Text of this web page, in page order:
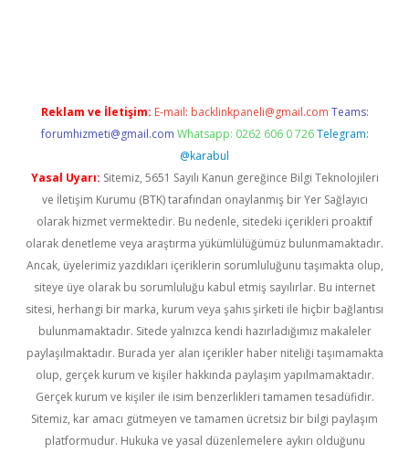
Reklam ve İletişim: E-mail: backlinkpaneli@gmail.com Teams:
forumhizmeti@gmail.com Whatsapp: 0262 606 0 726 Telegram:
@karabul
Yasal Uyarı: Sitemiz, 5651 Sayılı Kanun gereğince Bilgi Teknolojileri
ve İletişim Kurumu (BTK) tarafından onaylanmış bir Yer Sağlayıcı
olarak hizmet vermektedir. Bu nedenle, sitedeki içerikleri proaktif
olarak denetleme veya araştırma yükümlülüğümüz bulunmamaktadır.
Ancak, üyelerimiz yazdıkları içeriklerin sorumluluğunu taşımakta olup,
siteye üye olarak bu sorumluluğu kabul etmiş sayılırlar. Bu internet
sitesi, herhangi bir marka, kurum veya şahıs şirketi ile hiçbir bağlantısı
bulunmamaktadır. Sitede yalnızca kendi hazırladığımız makaleler
paylaşılmaktadır. Burada yer alan içerikler haber niteliği taşımamakta
olup, gerçek kurum ve kişiler hakkında paylaşım yapılmamaktadır.
Gerçek kurum ve kişiler ile isim benzerlikleri tamamen tesadüfidir.
Sitemiz, kar amacı gütmeyen ve tamamen ücretsiz bir bilgi paylaşım
platformudur. Hukuka ve yasal düzenlemelere aykırı olduğunu